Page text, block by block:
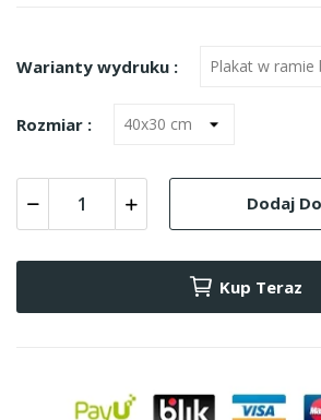
Warianty wydruku :
Rozmiar :
Dodaj
Kup Teraz